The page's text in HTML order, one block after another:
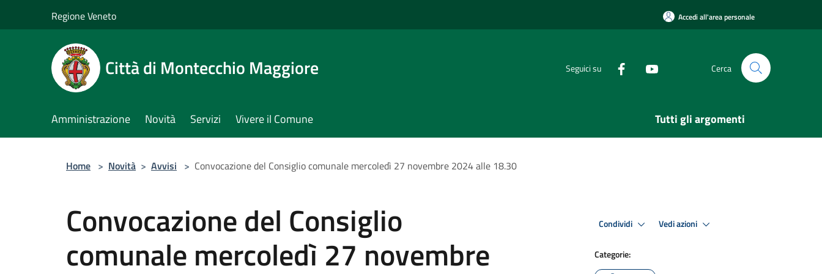
Regione Veneto Accedi all'area personale
Città di Montecchio Maggiore Seguici su Cerca
Amministrazione Novità Servizi Vivere il Comune Tutti gli argomenti
Home > Novità > Avvisi > Convocazione del Consiglio comunale mercoledì 27 novembre 2024 alle 18.30
Convocazione del Consiglio
comunale mercoledì 27 novembre
Condividi Vedi azioni
Categorie: